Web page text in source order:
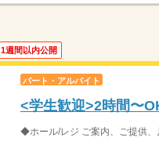
1週間以内公開
パート・アルバイト
<学生歓迎>2時間〜
◆ホール/レジ ご案内、ご提供、